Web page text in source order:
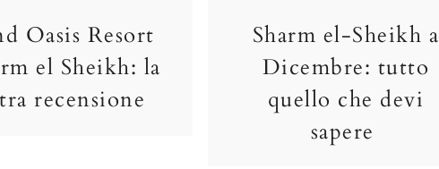
Oasis Resort
el Sheikh: la
recensione
Sharm el-Sheikh a
Dicembre: tutto
quello che devi
sapere